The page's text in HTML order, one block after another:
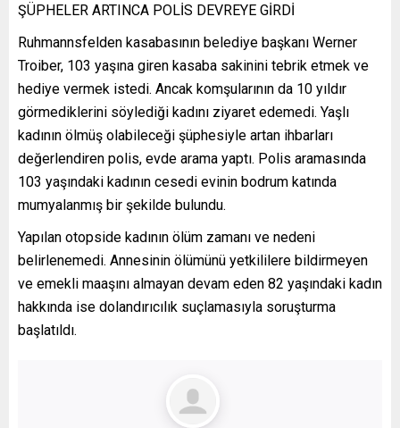
ŞÜPHELER ARTINCA POLİS DEVREYE GİRDİ
Ruhmannsfelden kasabasının belediye başkanı Werner
Troiber, 103 yaşına giren kasaba sakinini tebrik etmek ve
hediye vermek istedi. Ancak komşularının da 10 yıldır
görmediklerini söylediği kadını ziyaret edemedi. Yaşlı
kadının ölmüş olabileceği şüphesiyle artan ihbarları
değerlendiren polis, evde arama yaptı. Polis aramasında
103 yaşındaki kadının cesedi evinin bodrum katında
mumyalanmış bir şekilde bulundu.
Yapılan otopside kadının ölüm zamanı ve nedeni
belirlenemedi. Annesinin ölümünü yetkililere bildirmeyen
ve emekli maaşını almayan devam eden 82 yaşındaki kadın
hakkında ise dolandırıcılık suçlamasıyla soruşturma
başlatıldı.